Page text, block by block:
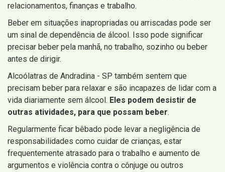
relacionamentos, finanças e trabalho.
Beber em situações inapropriadas ou arriscadas pode ser
um sinal de dependência de álcool. Isso pode significar
precisar beber pela manhã, no trabalho, sozinho ou beber
antes de dirigir.
Alcoólatras de Andradina - SP também sentem que
precisam beber para relaxar e são incapazes de lidar com a
vida diariamente sem álcool. Eles podem desistir de
outras atividades, para que possam beber.
Regularmente ficar bêbado pode levar a negligência de
responsabilidades como cuidar de crianças, estar
frequentemente atrasado para o trabalho e aumento de
argumentos e violência contra o cônjuge ou outros